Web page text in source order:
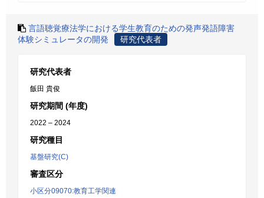
言語聴覚療法学における学生教育のための発声発語障害
体験シミュレータの開発
研究代表者
研究代表者
飯田 貴俊
研究期間 (年度)
2022 – 2024
研究種目
基盤研究(C)
審査区分
小区分09070:教育工学関連